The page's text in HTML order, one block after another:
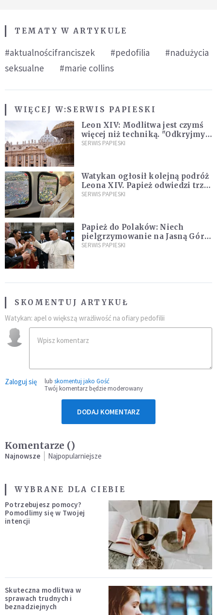
TEMATY W ARTYKULE
#aktualnościfranciszek #pedofilia
#nadużycia
seksualne
#marie collins
WIĘCEJ W:SERWIS PAPIESKI
Leon XIV: Modlitwa jest czymś
więcej niż techniką. "Odkryjmy
ją na nowo"
SERWIS PAPIESKI
Watykan ogłosił kolejną podróż
Leona XIV. Papież odwiedzi trzy
kraje Ameryki Południowej
SERWIS PAPIESKI
Papież do Polaków: Niech
pielgrzymowanie na Jasną Górę
umocni wiarę i nadzieję
SERWIS PAPIESKI
SKOMENTUJ ARTYKUŁ
Watykan: apel o większą wrażliwość na ofiary pedofilii
Zaloguj się lub skomentuj jako Gość
Twój komentarz będzie moderowany
DODAJ KOMENTARZ
Komentarze ()
Najnowsze Najpopularniejsze
WYBRANE DLA CIEBIE
Potrzebujesz pomocy?
Pomodlimy się w Twojej
intencji
Skuteczna modlitwa w
sprawach trudnych i
beznadziejnych